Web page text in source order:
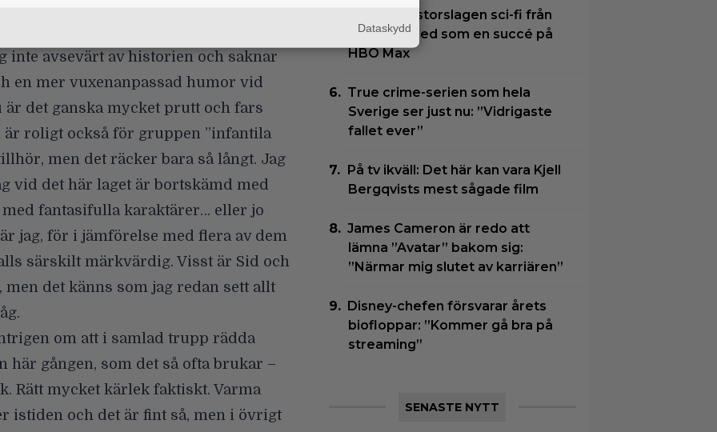
jag finner det inledningsvis vara lite
trevliga att bekanta sig med längs
inte avsevärt av historien och saknar
en mer vuxenanpassad humor vid
är det ganska mycket prutt och fars
roligt också för gruppen ”infantila
men det räcker bara så långt. Jag
vid det här laget är bortskämd med
fantasifulla karaktärer… eller jo
jag, för i jämförelse med flera av dem
särskilt märkvärdig. Visst är Sid och
det känns som jag redan sett allt
om att i samlad trupp rädda
här gången, som det så ofta brukar –
Rätt mycket kärlek faktiskt. Varma
istiden och det är fint så, men i övrigt
En visuellt storslagen sci-fi från
2026 slår ned som en succé på
HBO Max
True crime-serien som hela
Sverige ser just nu: ”Vidrigaste
fallet ever”
På tv ikväll: Det här kan vara Kjell
Bergqvists mest sågade film
James Cameron är redo att
lämna ”Avatar” bakom sig:
”Närmar mig slutet av karriären”
Disney-chefen försvarar årets
biofloppar: ”Kommer gå bra på
streaming”
SENASTE NYTT
Dataskydd